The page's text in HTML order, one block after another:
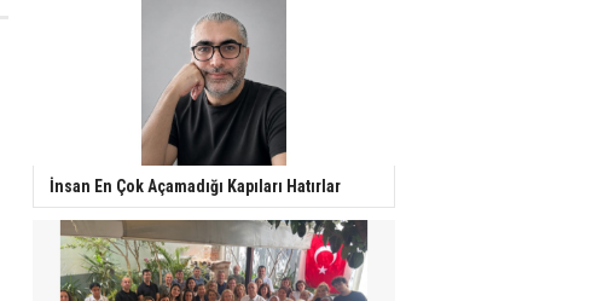
İnsan En Çok Açamadığı Kapıları Hatırlar